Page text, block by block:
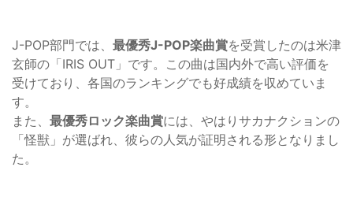
J-POP部門では、 最優秀J-POP楽曲賞を受賞したのは米津
玄師の「IRIS OUT」です。この曲は国内外で高い評価を
受けており、各国のランキングでも好成績を収めていま
す。
また、 最優秀ロック楽曲賞には、やはりサカナクションの
「怪獣」が選ばれ、彼らの人気が証明される形となりまし
た。